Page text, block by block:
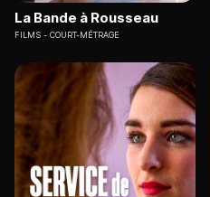
La Bande à Rousseau
FILMS COURT-MÉTRAGE